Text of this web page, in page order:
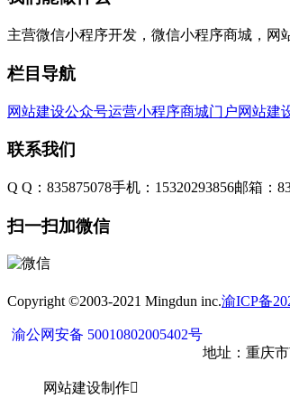
主营微信小程序开发，微信小程序商城，网
栏目导航
网站建设公众号运营小程序商城门户网站建
联系我们
Q Q：835875078手机：15320293856邮箱：
扫一扫加微信
Copyright ©2003-2021 Mingdun inc.渝ICP备
渝公网安备 50010802005402号
地址：重庆
网站建设制作